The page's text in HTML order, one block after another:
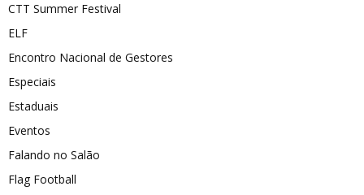
CTT Summer Festival
ELF
Encontro Nacional de Gestores
Especiais
Estaduais
Eventos
Falando no Salão
Flag Football